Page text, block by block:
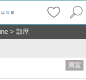
> 部屋
満室